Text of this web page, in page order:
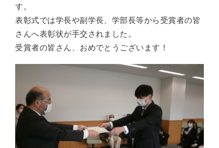
す。
表彰式では学長や副学長、学部長等から受賞者の皆
さんへ表彰状が手交されました。
受賞者の皆さん、おめでとうございます！